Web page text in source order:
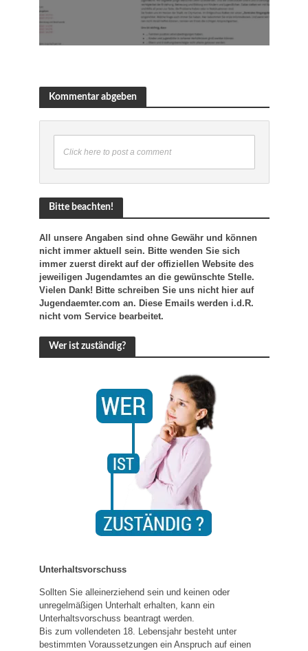
Kommentar abgeben
Click here to post a comment
Bitte beachten!
All unsere Angaben sind ohne Gewähr und können
nicht immer aktuell sein. Bitte wenden Sie sich
immer zuerst direkt auf der offiziellen Website des
jeweiligen Jugendamtes an die gewünschte Stelle.
Vielen Dank! Bitte schreiben Sie uns nicht hier auf
Jugendaemter.com an. Diese Emails werden i.d.R.
nicht vom Service bearbeitet.
Wer ist zuständig?
Unterhaltsvorschuss
Sollten Sie alleinerziehend sein und keinen oder
unregelmäßigen Unterhalt erhalten, kann ein
Unterhaltsvorschuss beantragt werden.
Bis zum vollendeten 18. Lebensjahr besteht unter
bestimmten Voraussetzungen ein Anspruch auf einen